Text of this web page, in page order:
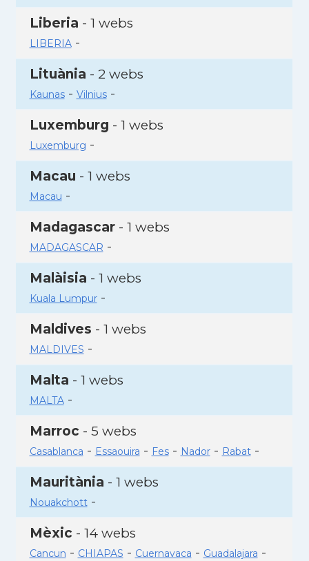
Liberia - 1 webs
LIBERIA-
Lituània - 2 webs
Kaunas- Vilnius-
Luxemburg - 1 webs
Luxemburg -
Macau - 1 webs
Macau -
Madagascar- 1 webs
MADAGASCAR -
Malàisia - 1 webs
Kuala Lumpur-
Maldives - 1 webs
MALDIVES -
Malta - 1 webs
MALTA-
Marroc - 5 webs
Casablanca - Essaouira - Fes- Nador- Rabat-
Mauritània - 1 webs
Nouakchott-
Mèxic - 14 webs
Cancun - CHIAPAS - Cuernavaca - Guadalajara -